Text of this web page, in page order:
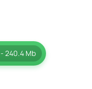
- 240.4 Mb